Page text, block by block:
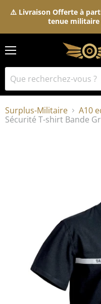
⚠️ Livraison Offerte à
tenue militaire
Surplus-Militaire
A10
Sécurité T-shirt Bande